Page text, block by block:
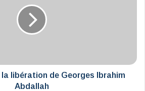
la libération de Georges Ibrahim
Abdallah